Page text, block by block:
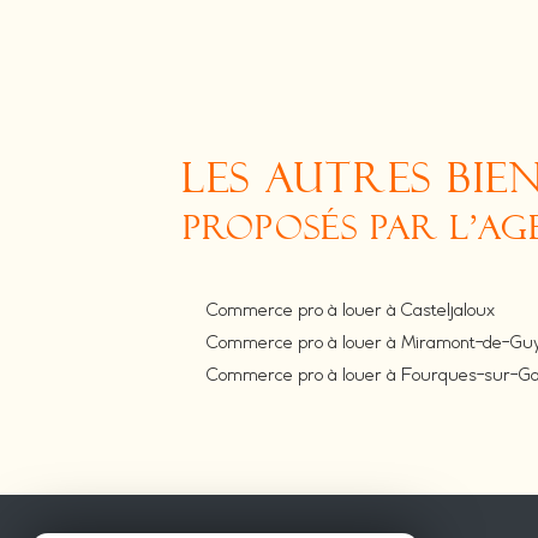
LES AUTRES
PROPOSÉS PAR
Commerce pro à louer à Casteljaloux
Commerce pro à louer à Miramont-de-
Commerce pro à louer à Fourques-sur-